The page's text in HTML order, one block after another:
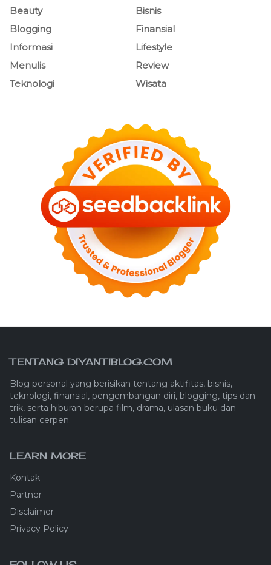
Beauty
Bisnis
Blogging
Finansial
Informasi
Lifestyle
Menulis
Review
Teknologi
Wisata
TENTANG DIYANTIBLOG.COM
Blog personal yang berisikan tentang aktifitas, bisnis,
teknologi, finansial, pengembangan diri, blogging, tips dan
trik, serta hiburan berupa film, drama, ulasan buku dan
tulisan cerpen.
LEARN MORE
Kontak
Partner
Disclaimer
Privacy Policy